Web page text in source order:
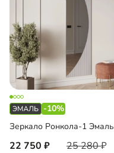
-10%
Зеркало Ронкола-1 Эмаль
22 750 25 280